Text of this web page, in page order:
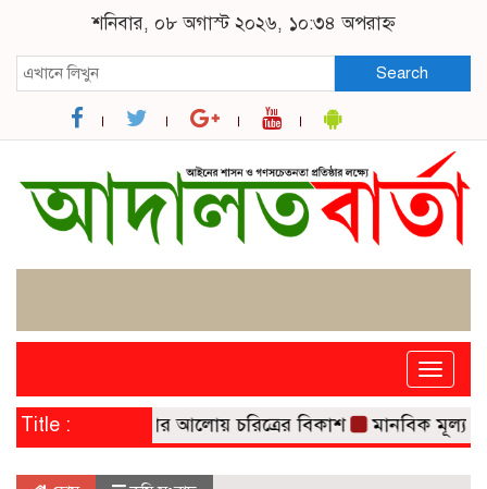
শনিবার, ০৮ অগাস্ট ২০২৬, ১০:৩৪ অপরাহ্ন
Search
Toggle
Title :চর্চার আলোয় চরিত্রের বিকাশ মানবিক